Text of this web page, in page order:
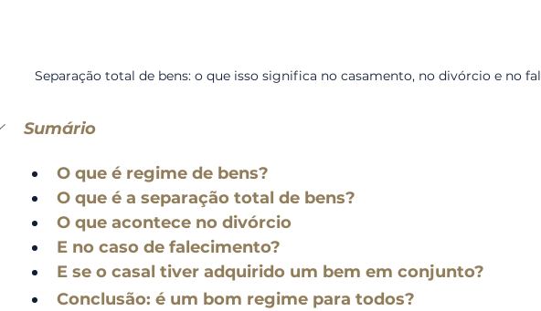
Separação total de bens: o que isso significa no casamento, no divórcio e no
Sumário
O que é regime de bens?
O que é a separação total de bens?
O que acontece no divórcio
E no caso de falecimento?
E se o casal tiver adquirido um bem em conjunto?
Conclusão: é um bom regime para todos?